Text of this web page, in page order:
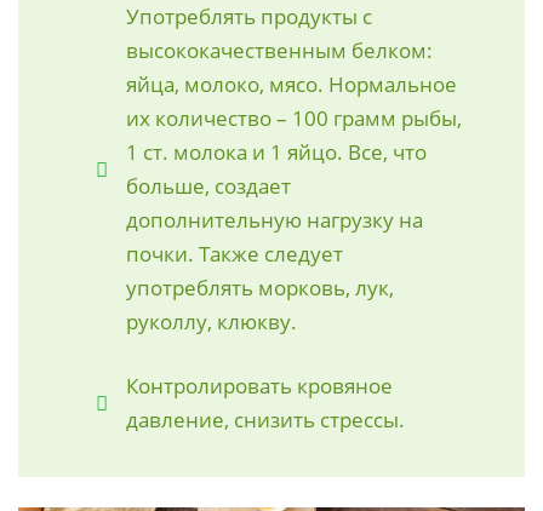
Употреблять продукты с
высококачественным белком:
яйца, молоко, мясо. Нормальное
их количество – 100 грамм рыбы,
1 ст. молока и 1 яйцо. Все, что
больше, создает
дополнительную нагрузку на
почки. Также следует
употреблять морковь, лук,
руколлу, клюкву.
Контролировать кровяное
давление, снизить стрессы.